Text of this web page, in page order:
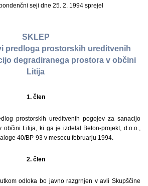
seji dne 25. 2. 1994 sprejel
SKLEP
predloga prostorskih ureditvenih
degradiranega prostora v občini
Litija
1. člen
prostorskih ureditvenih pogojev za sanacijo
občini Litija, ki ga je izdelal Beton-projekt, d.o.o.,
40/BP-93 v mesecu februarju 1994.
2. člen
odloka bo javno razgrnjen v avli Skupščine